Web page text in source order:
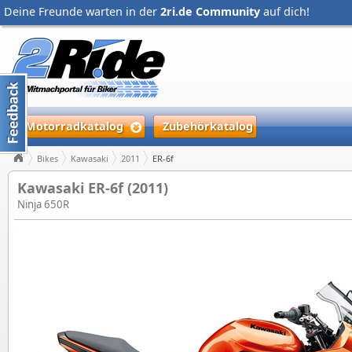
Deine Freunde warten in der 2ri.de Community auf dich!
Motorradkatalog Zubehörkatalog
Bikes Kawasaki 2011 ER-6f
Kawasaki ER-6f (2011)
Ninja 650R